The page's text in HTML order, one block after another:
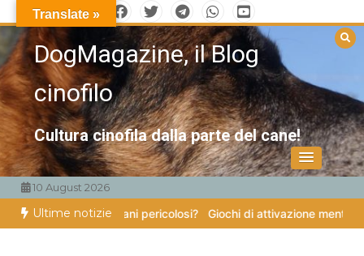
al
contenutoDogMagazine, il Blog
cinofilo
Cultura cinofila dalla parte del cane!
10 August 2026
Ultime notizie
veramente cani pericolosi? Giochi di attivazione mentale – il
Translate »